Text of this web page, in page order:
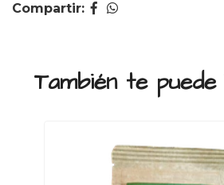
Compartir:
También te